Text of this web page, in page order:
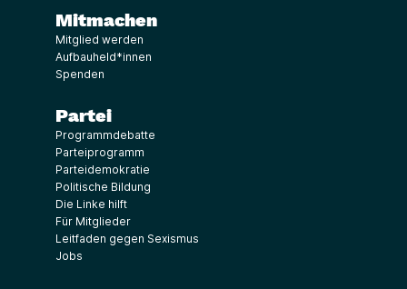
Mitmachen
Mitglied werden
Aufbauheld*innen
Spenden
Partei
Programmdebatte
Parteiprogramm
Parteidemokratie
Politische Bildung
Die Linke hilft
Für Mitglieder
Leitfaden gegen Sexismus
Jobs